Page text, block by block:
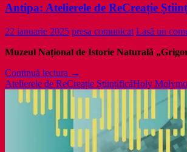
Antipa: Atelierele de ReCreație
22 ianuarie 2025 presa comunicat Lasă un
Muzeul Național de Istorie Naturală
Continuă lectura Antipa:
Atelierele
de
Științifică
→
Atelierele de ReCreație ȘtiințificăHoly Moly